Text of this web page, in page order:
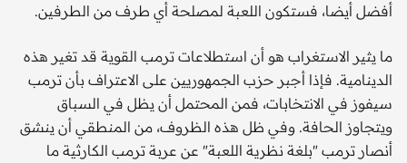
أفضل أيضا، فستكون اللعبة لمصلحة أي طرف من الطرفين.
ما يثير الاستغراب هو أن استطلاعات ترمب القوية قد تغير هذه
الدينامية. فإذا أجبر حزب الجمهوريين على الاعتراف بأن ترمب
سيفوز في الانتخابات، فمن المحتمل أن يظل في السباق
ويتجاوز الحافة. وفي ظل هذه الظروف، من المنطقي أن ينشق
أنصار ترمب "بلغة نظرية اللعبة" عن عربة ترمب الكارثية ما